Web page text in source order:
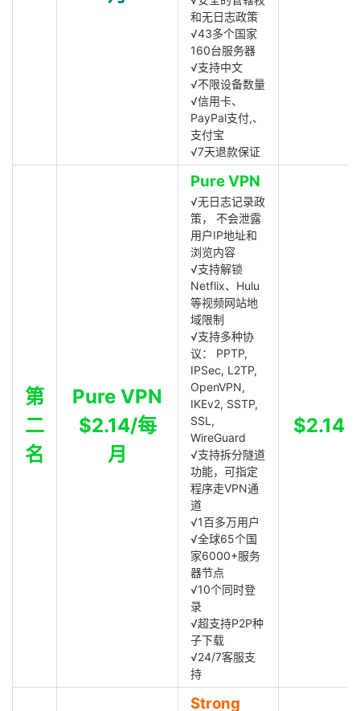
和无日志政策
√43多个国家
160台服务器
√支持中文
√不限设备数量
√信用卡、
PayPal支付,、
支付宝
√7天退款保证
第
二
名
Pure VPN
$2.14/每
月
Pure VPN
√无日志记录政
策， 不会泄露
用户IP地址和
浏览内容
√支持解锁
Netflix、Hulu
等视频网站地
域限制
√支持多种协
议： PPTP,
IPSec, L2TP,
OpenVPN,
IKEv2, SSTP,
SSL,
WireGuard
√支持拆分隧道
功能，可指定
程序走VPN通
道
√1百多万用户
√全球65个国
家6000+服务
器节点
√10个同时登
录
√超支持P2P种
子下载
√24/7客服支
持
$2.14
Strong